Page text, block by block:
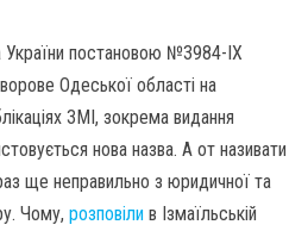
постановою №3984-ІХ
Одеської області на
ЗМІ, зокрема видання
нова назва. А от називати
ще неправильно з юридичної та
Чому, розповіли в Ізмаїльській